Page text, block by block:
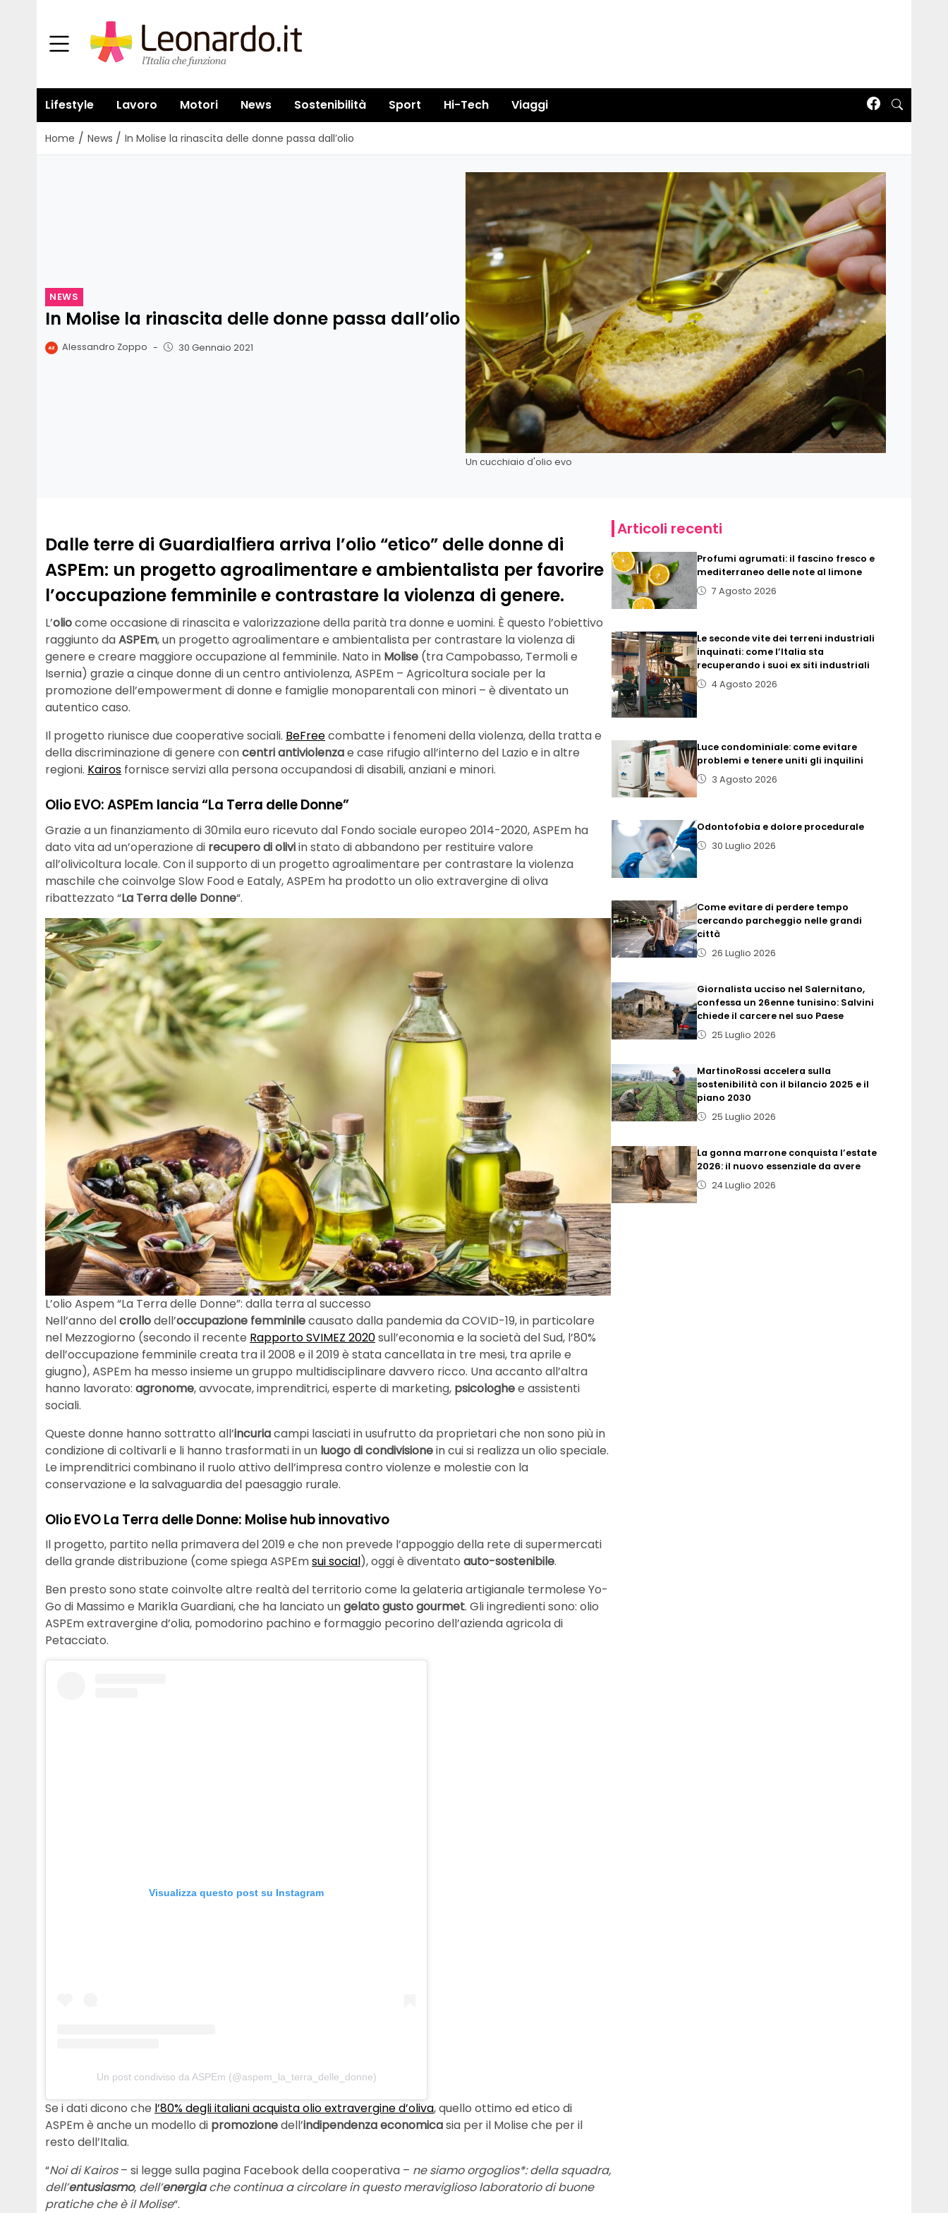
Lifestyle Lavoro Motori News Sostenibilità Sport Hi-Tech Viaggi
Home / News / In Molise la rinascita delle donne passa dall’olio
NEWS
In Molise la rinascita delle donne passa dall’olio
Alessandro Zoppo - 30 Gennaio 2021
Un cucchiaio d'olio evo
Dalle terre di Guardialfiera arriva l’olio “etico” delle donne di
ASPEm: un progetto agroalimentare e ambientalista per favorire
l’occupazione femminile e contrastare la violenza di genere.
L’oliocome occasione di rinascita e valorizzazione della parità tra donne e uomini. È questo l’obiettivo
raggiunto daASPEm, un progetto agroalimentare e ambientalista per contrastare la violenza di
genere e creare maggiore occupazione al femminile. Nato in Molise (tra Campobasso, Termoli e
Isernia) grazie a cinque donne di un centro antiviolenza, ASPEm – Agricoltura sociale per la
promozione dell’empowerment di donne e famiglie monoparentali con minori – è diventato un
autentico caso.
Il progetto riunisce due cooperative sociali. BeFreecombatte i fenomeni della violenza, della tratta e
della discriminazione di genere concentri antiviolenzae case rifugio all’interno del Lazio e in altre
regioni. Kairos fornisce servizi alla persona occupandosi di disabili, anziani e minori.
Olio EVO: ASPEm lancia “La Terra delle Donne”
Grazie a un finanziamento di 30mila euro ricevuto dal Fondo sociale europeo 2014-2020, ASPEm ha
dato vita ad un’operazione di recupero di oliviin stato di abbandono per restituire valore
all’olivicoltura locale. Con il supporto di un progetto agroalimentare per contrastare la violenza
maschile che coinvolge Slow Food e Eataly, ASPEm ha prodotto un olio extravergine di oliva
ribattezzato “La Terra delle Donne“.
L’olio Aspem “La Terra delle Donne”: dalla terra al successo
Nell’anno delcrollodell’occupazione femminilecausato dalla pandemia da COVID-19, in particolare
nel Mezzogiorno (secondo il recente Rapporto SVIMEZ 2020sull’economia e la società del Sud, l’80%
dell’occupazione femminile creata tra il 2008 e il 2019 è stata cancellata in tre mesi, tra aprile e
giugno), ASPEm ha messo insieme un gruppo multidisciplinare davvero ricco. Una accanto all’altra
hanno lavorato: agronome, avvocate, imprenditrici, esperte di marketing, psicologhee assistenti
sociali.
Queste donne hanno sottratto all’incuriacampi lasciati in usufrutto da proprietari che non sono più in
condizione di coltivarli e li hanno trasformati in un luogo di condivisionein cui si realizza un olio speciale.
Le imprenditrici combinano il ruolo attivo dell’impresa contro violenze e molestie con la
conservazione e la salvaguardia del paesaggio rurale.
Olio EVO La Terra delle Donne: Molise hub innovativo
Il progetto, partito nella primavera del 2019 e che non prevede l’appoggio della rete di supermercati
della grande distribuzione (come spiega ASPEmsui social), oggi è diventato auto-sostenibile.
Ben presto sono state coinvolte altre realtà del territorio come la gelateria artigianale termolese Yo-
Go di Massimo e Marikla Guardiani, che ha lanciato ungelato gusto gourmet. Gli ingredienti sono: olio
ASPEm extravergine d’olia, pomodorino pachino e formaggio pecorino dell’azienda agricola di
Petacciato.
Visualizza questo post su Instagram
Un post condiviso da ASPEm (@aspem_la_terra_delle_donne)
Se i dati dicono che l’80% degli italiani acquista olio extravergine d’oliva, quello ottimo ed etico di
ASPEm è anche un modello di promozionedell’indipendenza economicasia per il Molise che per il
resto dell’Italia.
“Noi di Kairos– si legge sulla pagina Facebook della cooperativa – ne siamo orgoglios*: della squadra,
dell’entusiasmo, dell’energiache continua a circolare in questo meraviglioso laboratorio di buone
pratiche che è il Molise“.
Articoli recenti
Profumi agrumati: il fascino fresco e
mediterraneo delle note al limone
7 Agosto 2026
Le seconde vite dei terreni industriali
inquinati: come l’Italia sta
recuperando i suoi ex siti industriali
4 Agosto 2026
Luce condominiale: come evitare
problemi e tenere uniti gli inquilini
3 Agosto 2026
Odontofobia e dolore procedurale
30 Luglio 2026
Come evitare di perdere tempo
cercando parcheggio nelle grandi
città
26 Luglio 2026
Giornalista ucciso nel Salernitano,
confessa un 26enne tunisino: Salvini
chiede il carcere nel suo Paese
25 Luglio 2026
MartinoRossi accelera sulla
sostenibilità con il bilancio 2025 e il
piano 2030
25 Luglio 2026
La gonna marrone conquista l’estate
2026: il nuovo essenziale da avere
24 Luglio 2026